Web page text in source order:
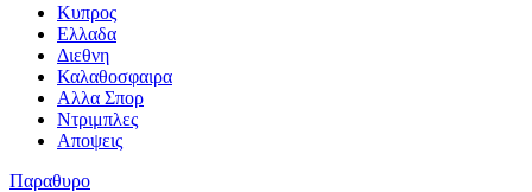
Κυπρος
Ελλαδα
Διεθνη
Καλαθοσφαιρα
Αλλα Σπορ
Ντριμπλες
Αποψεις
Παραθυρο